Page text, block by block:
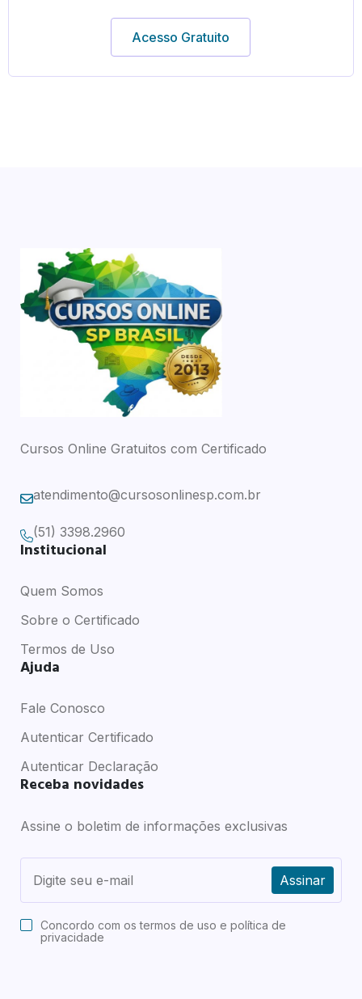
Acesso Gratuito
Cursos Online Gratuitos com Certificado
atendimento@cursosonlinesp.com.br
(51) 3398.2960
Institucional
Quem Somos
Sobre o Certificado
Termos de Uso
Ajuda
Fale Conosco
Autenticar Certificado
Autenticar Declaração
Receba novidades
Assine o boletim de informações exclusivas
Assinar
Concordo com ostermos de uso e política de
privacidade